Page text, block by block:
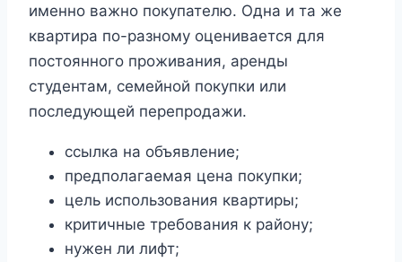
именно важно покупателю. Одна и та же
квартира по-разному оценивается для
постоянного проживания, аренды
студентам, семейной покупки или
последующей перепродажи.
ссылка на объявление;
предполагаемая цена покупки;
цель использования квартиры;
критичные требования к району;
нужен ли лифт;